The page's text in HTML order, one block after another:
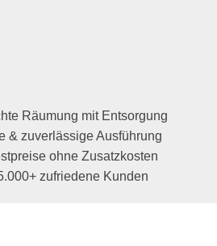
Räumung mit Entsorgung
& zuverlässige Ausführung
ohne Zusatzkosten
zufriedene Kunden